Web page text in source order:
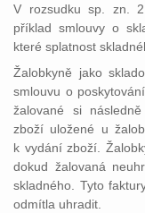
V rozsudku sp. zn.
příklad smlouvy o
které splatnost
Žalobkyně jako
smlouvu o
žalované si
zboží uložené u
k vydání zboží.
dokud žalovaná
skladného. Tyto
odmítla uhradit.